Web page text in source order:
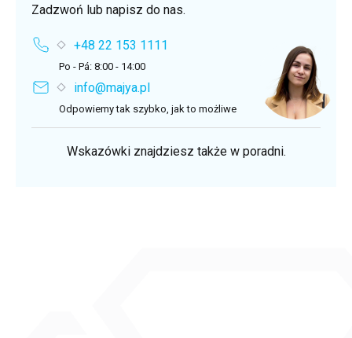
Zadzwoń lub napisz do nas.
+48 22 153 1111
Po - Pá: 8:00 - 14:00
info@majya.pl
Odpowiemy tak szybko, jak to możliwe
Wskazówki znajdziesz także w poradni.